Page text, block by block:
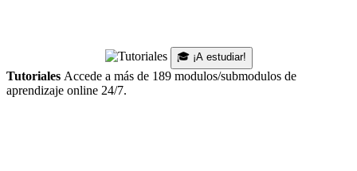
🎓 ¡A estudiar!
Tutoriales Accede a más de 189 modulos/submodulos de
aprendizaje online 24/7.